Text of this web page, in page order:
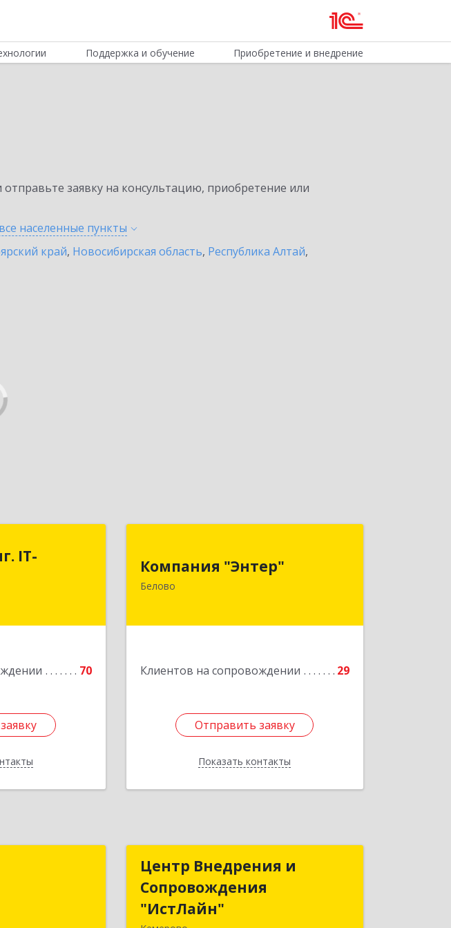
Поддержка и обучение Приобретение и внедрение
заявку на консультацию, приобретение или
населенные пункты
край, Новосибирская область, Республика Алтай,
IT-
70
IT-
решения
обл, Белово г,
Компания "Энтер"
Белово
Клиентов на сопровождении 29
Отправить заявку
Показать контакты
652600, Кемеровская обл, Белово г,
Подробнее
Отправить заявку
Назад
область -
г.о,
Центр Внедрения и
Сопровождения
"ИстЛайн"
Центр Внедрения и
Сопровождения